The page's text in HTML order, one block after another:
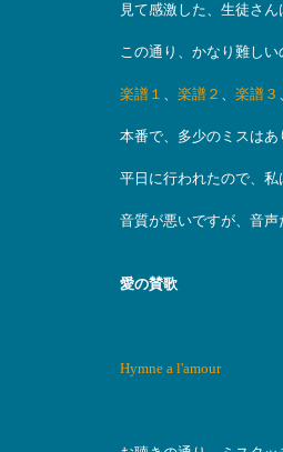
見て感激した、生徒さ
この通り、かなり難しい
楽譜１ 、 楽譜２ 、 楽譜３ 、
本番で、多少のミスは
平日に行われたので、
音質が悪いですが、音声
愛の賛歌
Hymne a l'amour